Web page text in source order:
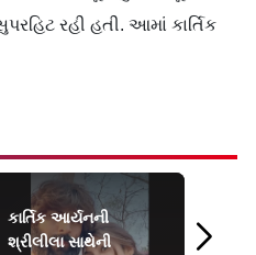
રહી હતી. આમાં કાર્તિક
કાર્તિક આર્યનની
શ્રીલીલા સાથેની